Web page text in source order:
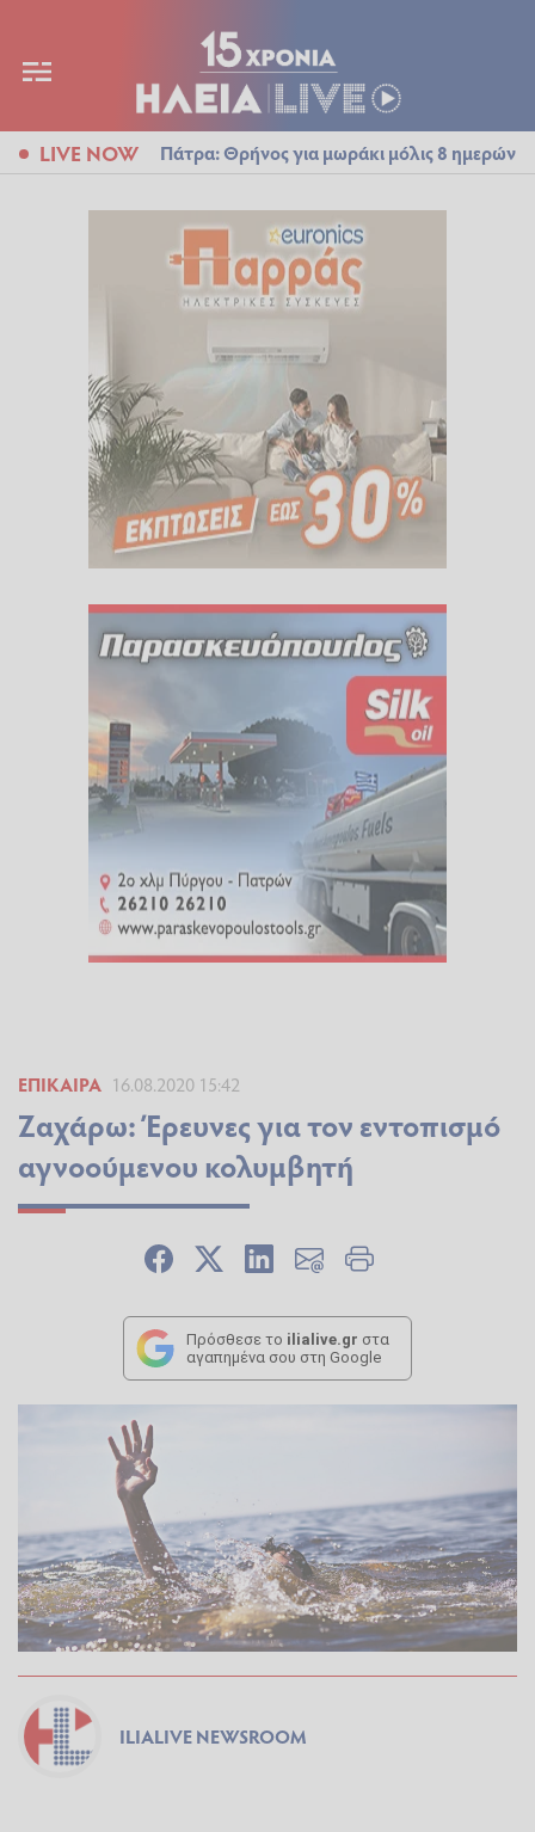
LIVE NOW Πάτρα: Θρήνος για μωράκι μόλις 8 ημερών
ΕΠΊΚΑΙΡΑ 16.08.2020 15:42
Ζαχάρω: Έρευνες για τον εντοπισμό
αγνοούμενου κολυμβητή
Πρόσθεσε το ilialive.gr στα
αγαπημένα σου στη Google
ILIALIVE NEWSROOM